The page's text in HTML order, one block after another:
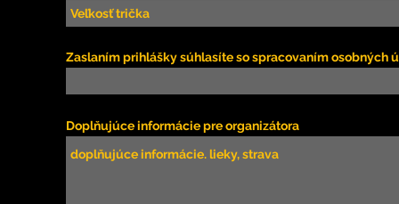
Zaslaním prihlášky súhlasíte so spracovaním osobných
Doplňujúce informácie pre organizátora